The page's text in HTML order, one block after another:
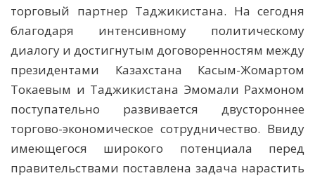
торговый партнер Таджикистана. На сегодня
благодаря интенсивному политическому
диалогу и достигнутым договоренностям между
президентами Казахстана Касым-Жомартом
Токаевым и Таджикистана Эмомали Рахмоном
поступательно развивается двустороннее
торгово-экономическое сотрудничество. Ввиду
имеющегося широкого потенциала перед
правительствами поставлена задача нарастить